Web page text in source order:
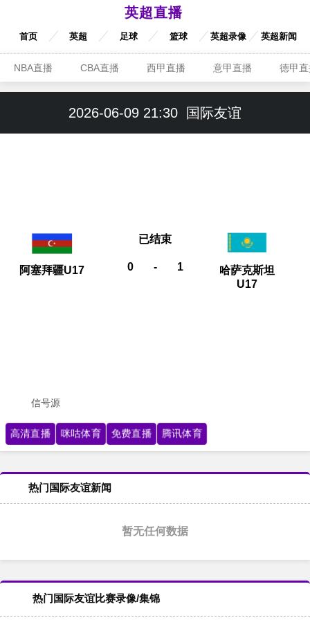
英超直播
首页 英超 足球 篮球 英超录像 英超新闻
NBA直播 CBA直播 西甲直播 意甲直播 德甲
2026-06-09 21:30 国际友谊
阿塞拜疆U17 0 - 1
已结束
哈萨克斯坦
U17
信号源
高清直播 咪咕体育 免费直播 腾讯体育
热门国际友谊新闻
暂无任何数据
热门国际友谊比赛录像/集锦